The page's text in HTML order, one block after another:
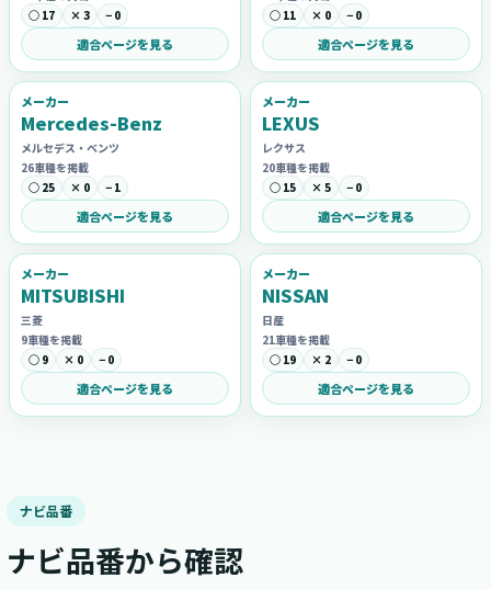
○ 17
× 3 − 0
適合ページを見る
○ 11
× 0 − 0
適合ページを見る
メーカー
Mercedes-Benz
メルセデス・ベンツ
26車種を掲載
○ 25
× 0 − 1
適合ページを見る
メーカー
LEXUS
レクサス
20車種を掲載
○ 15
× 5 − 0
適合ページを見る
メーカー
MITSUBISHI
三菱
9車種を掲載
○ 9
× 0 − 0
適合ページを見る
メーカー
NISSAN
日産
21車種を掲載
○ 19
× 2 − 0
適合ページを見る
ナビ品番
ナビ品番から確認